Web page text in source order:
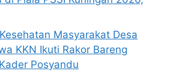
Masyarakat Desa
KKN Ikuti Rakor Bareng
Posyandu